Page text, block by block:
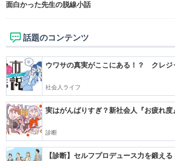
面白かった先生の脱線小話
話題のコンテンツ
ウワサの真実がここにある！？ クレジ
社会人ライフ
実はがんばりすぎ？新社会人『お疲れ度
診断
【診断】セルフプロデュース力を鍛え